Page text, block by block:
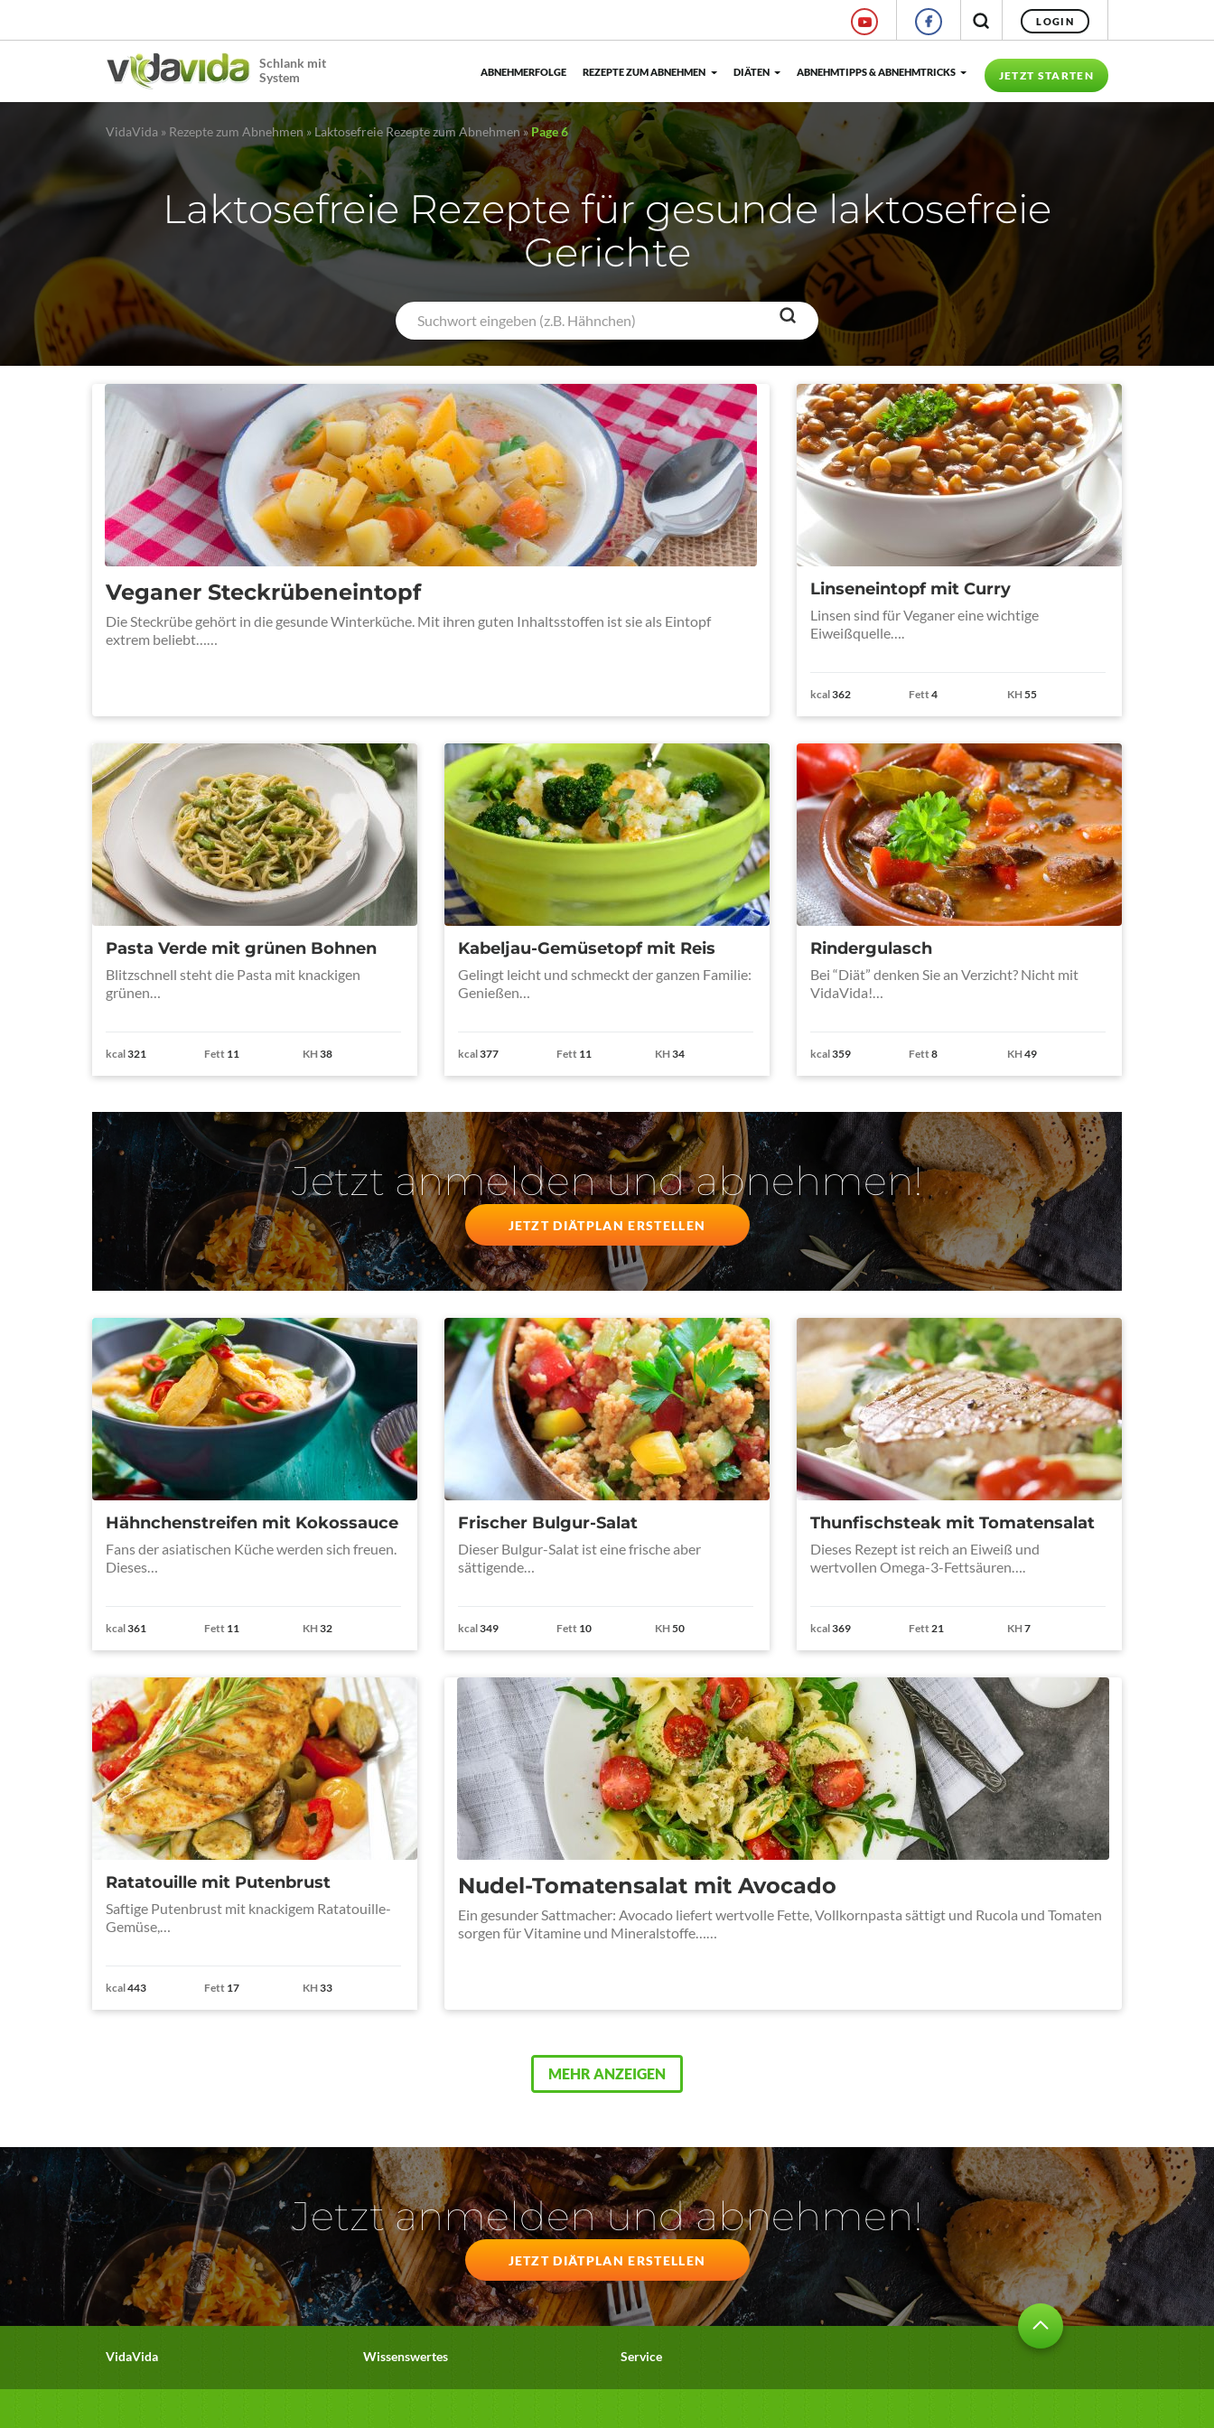
LOGIN
Schlank mit
System
JETZT STARTEN
ABNEHMERFOLGE REZEPTE ZUM ABNEHMEN DIÄTEN ABNEHMTIPPS & ABNEHMTRICKS
VidaVida » Rezepte zum Abnehmen » Laktosefreie Rezepte zum Abnehmen»Page 6
Laktosefreie Rezepte für gesunde laktosefreie
Gerichte
Veganer Steckrübeneintopf
Die Steckrübe gehört in die gesunde Winterküche. Mit ihren guten Inhaltsstoffen ist sie als Eintopf
extrem beliebt……
Linseneintopf mit Curry
Linsen sind für Veganer eine wichtige
Eiweißquelle….
kcal362 Fett4 KH55
Pasta Verde mit grünen Bohnen
Blitzschnell steht die Pasta mit knackigen
grünen…
kcal321 Fett 11 KH38
Kabeljau-Gemüsetopf mit Reis
Gelingt leicht und schmeckt der ganzen Familie:
Genießen…
kcal377 Fett 11 KH34
Rindergulasch
Bei “Diät” denken Sie an Verzicht? Nicht mit
VidaVida!…
kcal359 Fett8 KH49
Jetzt anmelden und abnehmen!
JETZT DIÄTPLAN ERSTELLEN
Hähnchenstreifen mit Kokossauce
Fans der asiatischen Küche werden sich freuen.
Dieses…
kcal361 Fett 11 KH32
Frischer Bulgur-Salat
Dieser Bulgur-Salat ist eine frische aber
sättigende…
kcal349 Fett 10 KH50
Thunfischsteak mit Tomatensalat
Dieses Rezept ist reich an Eiweiß und
wertvollen Omega-3-Fettsäuren….
kcal369 Fett21 KH7
Ratatouille mit Putenbrust
Saftige Putenbrust mit knackigem Ratatouille-
Gemüse,…
kcal443 Fett 17 KH33
Nudel-Tomatensalat mit Avocado
Ein gesunder Sattmacher: Avocado liefert wertvolle Fette, Vollkornpasta sättigt und Rucola und Tomaten
sorgen für Vitamine und Mineralstoffe……
MEHR ANZEIGEN
Jetzt anmelden und abnehmen!
JETZT DIÄTPLAN ERSTELLEN
VidaVida Wissenswertes Service